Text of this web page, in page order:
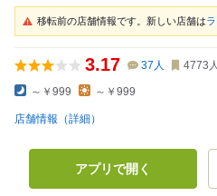
移転前の店舗情報です。新しい店舗は
3.17 37 人 4773 人
～￥999 ～￥999
店舗情報（詳細）
アプリで開く